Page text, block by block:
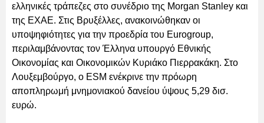
ελληνικές τράπεζες στο συνέδριο της Morgan Stanley και
της ΕΧΑΕ. Στις Βρυξέλλες, ανακοινώθηκαν οι
υποψηφιότητες για την προεδρία του Eurogroup,
περιλαμβάνοντας τον Έλληνα υπουργό Εθνικής
Οικονομίας και Οικονομικών Κυριάκο Πιερρακάκη. Στο
Λουξεμβούργο, ο ESM ενέκρινε την πρόωρη
αποπληρωμή μνημονιακού δανείου ύψους 5,29 δισ.
ευρώ.